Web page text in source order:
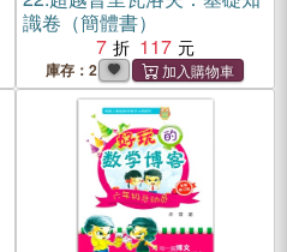
識卷（簡體書）
7
117
庫存：2